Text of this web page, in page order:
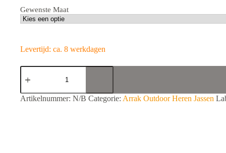
Gewenste Maat
Levertijd: ca. 8 werkdagen
ARRAK
OUTDOOR
Men
Olive
A
Artikelnummer: N/B Categorie: Arrak Outdoor Heren Jassen